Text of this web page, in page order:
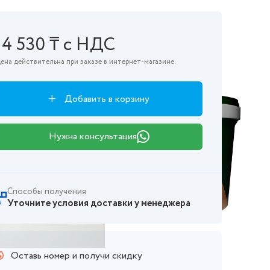
530 ₸ с НДС
действительна при заказе в интернет-магазине.
Добавить в корзину
Нужна консультация
Способы получения
Уточните условия доставки у менеджера
Оставь номер и получи скидку